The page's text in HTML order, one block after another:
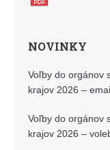
NOVINKY
Voľby do orgánov
krajov 2026 –
Voľby do orgánov
krajov 2026 –